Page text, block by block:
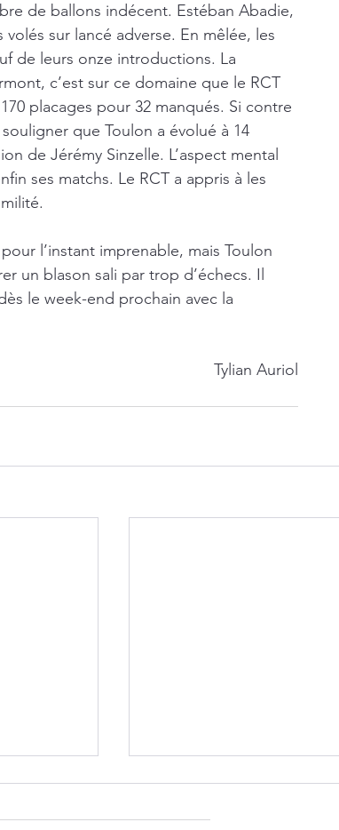
de ballons indécent. Estéban Abadie,
sur lancé adverse. En mêlée, les
de leurs onze introductions. La
c’est sur ce domaine que le RCT
placages pour 32 manqués. Si contre
que Toulon a évolué à 14
de Jérémy Sinzelle. L’aspect mental
ses matchs. Le RCT a appris à les
l’instant imprenable, mais Toulon
un blason sali par trop d’échecs. Il
le week-end prochain avec la
Tylian Auriol